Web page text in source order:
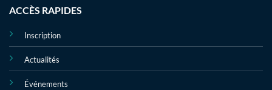
ACCÈS RAPIDES
Inscription
Actualités
Événements